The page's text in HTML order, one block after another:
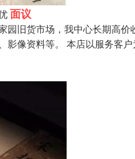
面议
园旧货市场，我中心长期高
影像资料等。 本店以服务客